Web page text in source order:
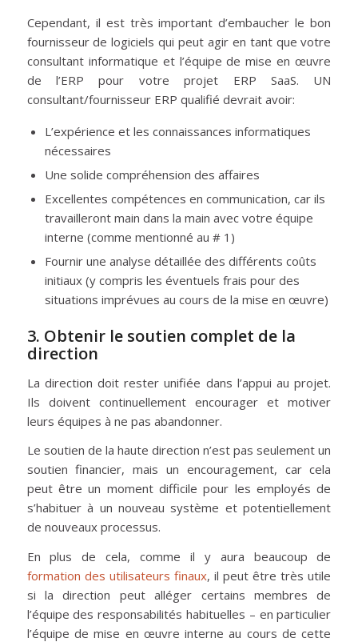
Cependant, il est très important d’embaucher le bon
fournisseur de logiciels qui peut agir en tant que votre
consultant informatique et l’équipe de mise en œuvre
de l’ERP pour votre projet ERP SaaS. UN
consultant/fournisseur ERP qualifié devrait avoir:
L’expérience et les connaissances informatiques
nécessaires
Une solide compréhension des affaires
Excellentes compétences en communication, car ils
travailleront main dans la main avec votre équipe
interne (comme mentionné au # 1)
Fournir une analyse détaillée des différents coûts
initiaux (y compris les éventuels frais pour des
situations imprévues au cours de la mise en œuvre)
3. Obtenir le soutien complet de la
direction
La direction doit rester unifiée dans l’appui au projet.
Ils doivent continuellement encourager et motiver
leurs équipes à ne pas abandonner.
Le soutien de la haute direction n’est pas seulement un
soutien financier, mais un encouragement, car cela
peut être un moment difficile pour les employés de
s’habituer à un nouveau système et potentiellement
de nouveaux processus.
En plus de cela, comme il y aura beaucoup de
formation des utilisateurs finaux, il peut être très utile
si la direction peut alléger certains membres de
l’équipe des responsabilités habituelles – en particulier
l’équipe de mise en œuvre interne au cours de cette